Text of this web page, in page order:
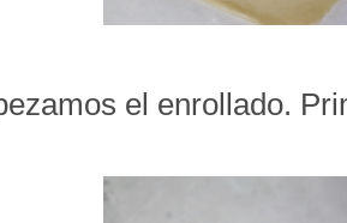
el enrollado.